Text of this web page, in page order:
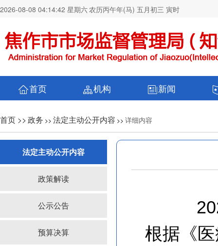
2026-08-08 04:14:42 星期六农历丙午年(马) 五月初三 寅时
首页 机构 新闻
首页 >> 政务 >> 法定主动公开内容 >> 详细内容
法定主动公开内容
政策解读
公示公告
预算决算
根据《